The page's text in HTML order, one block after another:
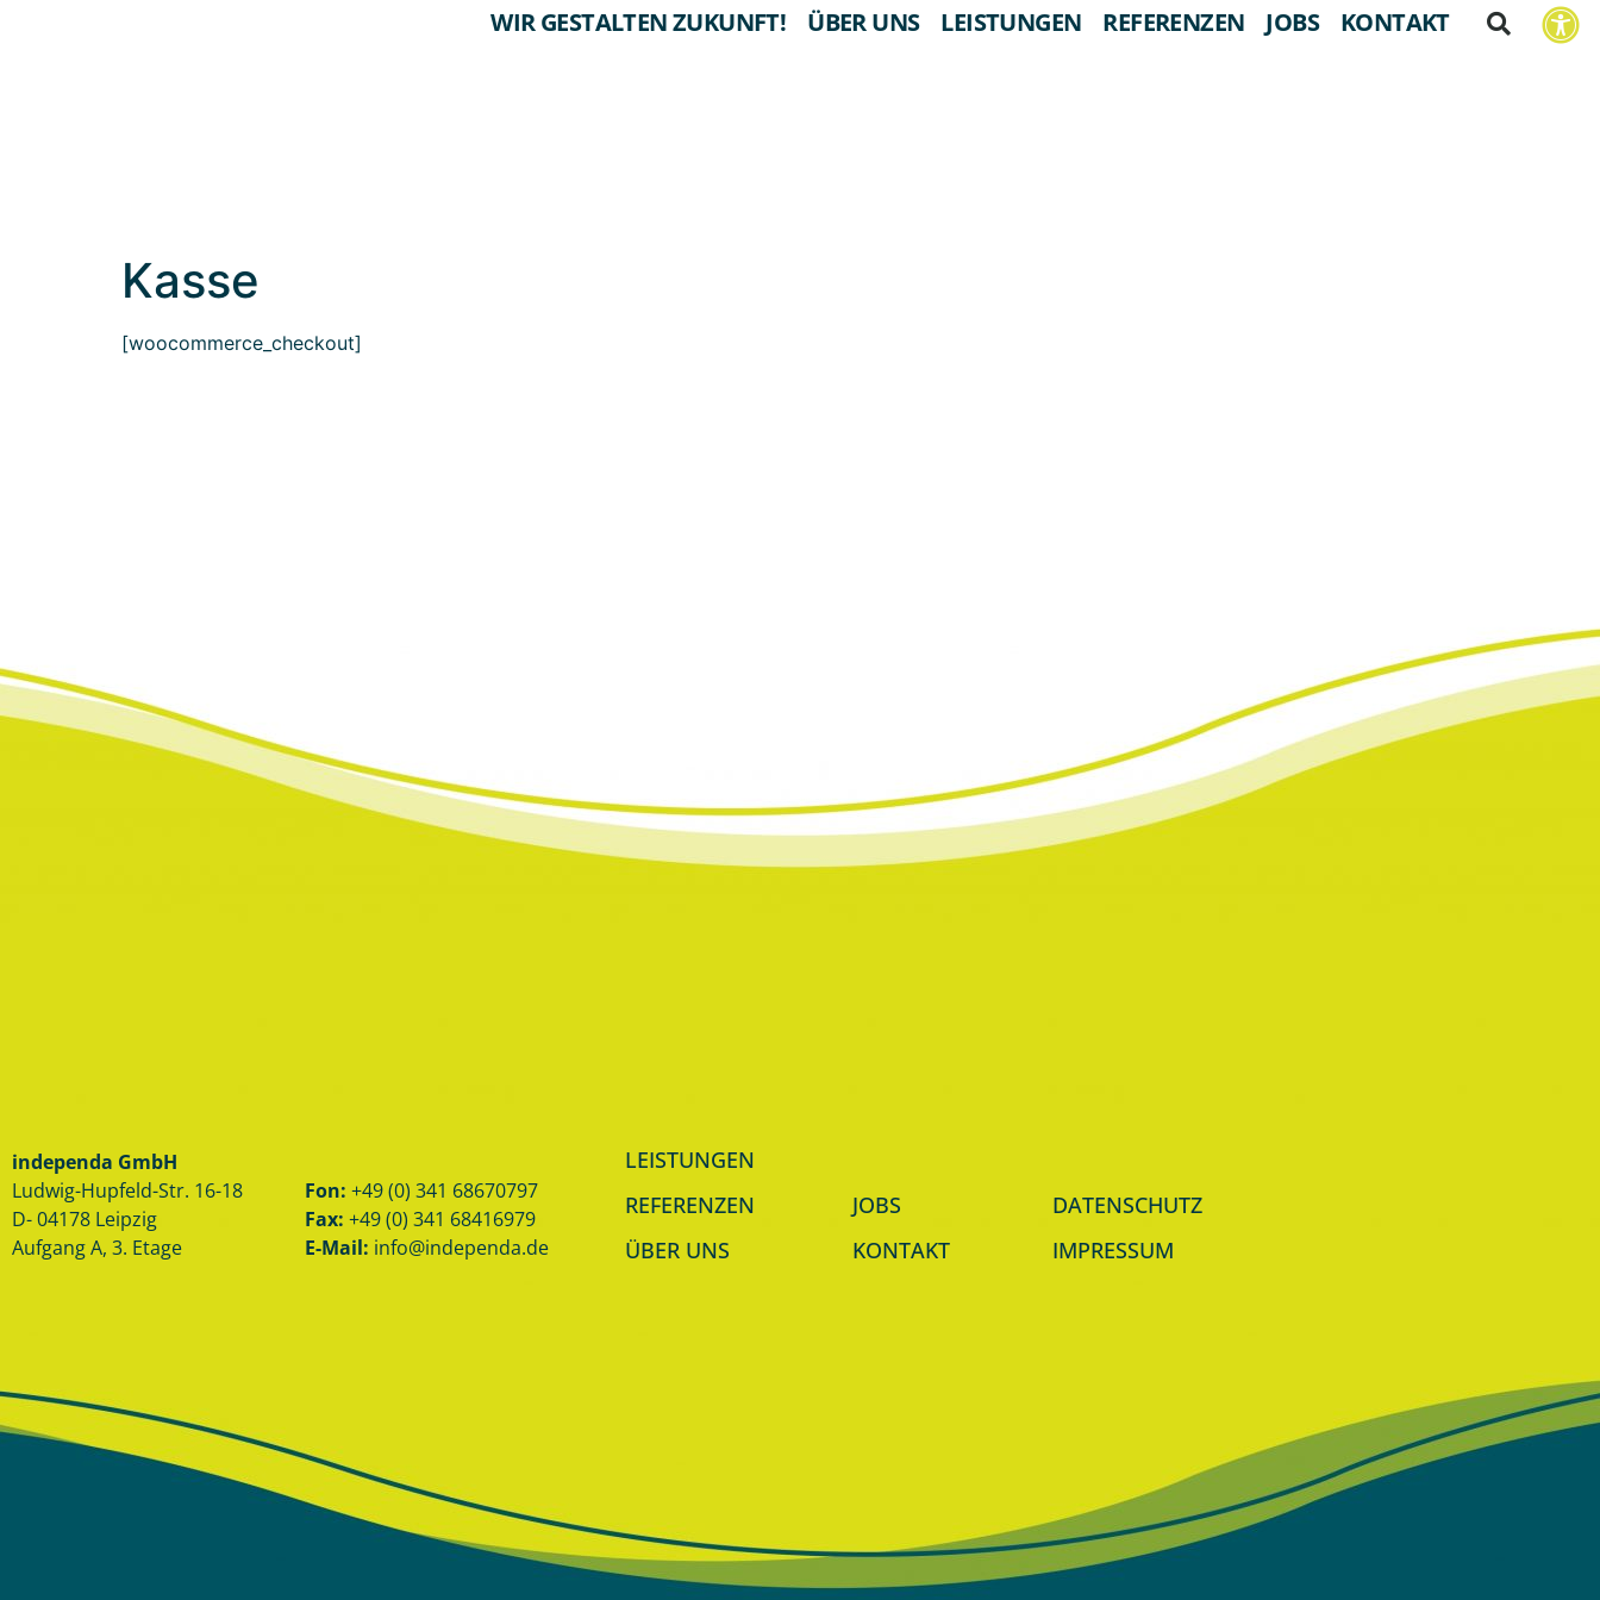
WIR GESTALTEN ZUKUNFT! ÜBER UNS LEISTUNGEN REFERENZEN JOBS KONTAKT
Kasse
[woocommerce_checkout]
independa GmbH
Ludwig-Hupfeld-Str. 16-18
D- 04178 Leipzig
Aufgang A, 3. Etage
Fon: +49 (0) 341 68670797
Fax: +49 (0) 341 68416979
E-Mail: info@independa.de
LEISTUNGEN
REFERENZEN
ÜBER UNS
JOBS
KONTAKT
DATENSCHUTZ
IMPRESSUM